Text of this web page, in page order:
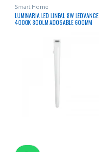
Smart Home
LUMINARIA LED LINEAL 8W LEDVANCE
4000K 800LM ADOSABLE 600MM